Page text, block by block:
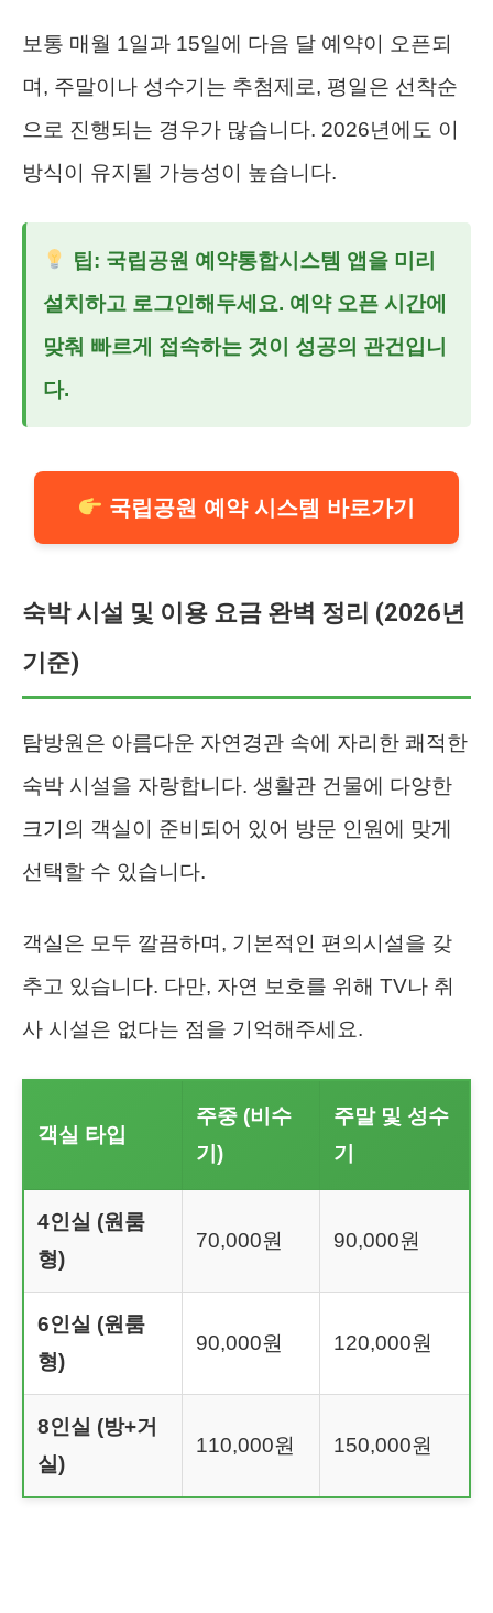
보통 매월 1일과 15일에 다음 달 예약이 오픈되
며, 주말이나 성수기는 추첨제로, 평일은 선착순
으로 진행되는 경우가 많습니다. 2026년에도 이
방식이 유지될 가능성이 높습니다.
팁: 국립공원 예약통합시스템 앱을 미리
설치하고 로그인해두세요. 예약 오픈 시간에
맞춰 빠르게 접속하는 것이 성공의 관건입니
다.
국립공원 예약 시스템 바로가기
숙박 시설 및 이용 요금 완벽 정리 (2026년
기준)
탐방원은 아름다운 자연경관 속에 자리한 쾌적한
숙박 시설을 자랑합니다. 생활관 건물에 다양한
크기의 객실이 준비되어 있어 방문 인원에 맞게
선택할 수 있습니다.
객실은 모두 깔끔하며, 기본적인 편의시설을 갖
추고 있습니다. 다만, 자연 보호를 위해 TV나 취
사 시설은 없다는 점을 기억해주세요.
객실 타입
주중 (비수
기)
주말 및 성수
기
4인실 (원룸
형)
70,000원 90,000원
6인실 (원룸
형)
90,000원 120,000원
8인실 (방+거
실)
110,000원 150,000원